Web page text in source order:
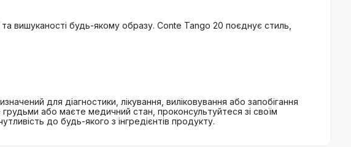
вишуканості будь-якому образу. Conte Tango 20 поєднує стиль,
для діагностики, лікування, виліковування або запобігання
або маєте медичний стан, проконсультуйтеся зі своїм
до будь-якого з інгредієнтів продукту.